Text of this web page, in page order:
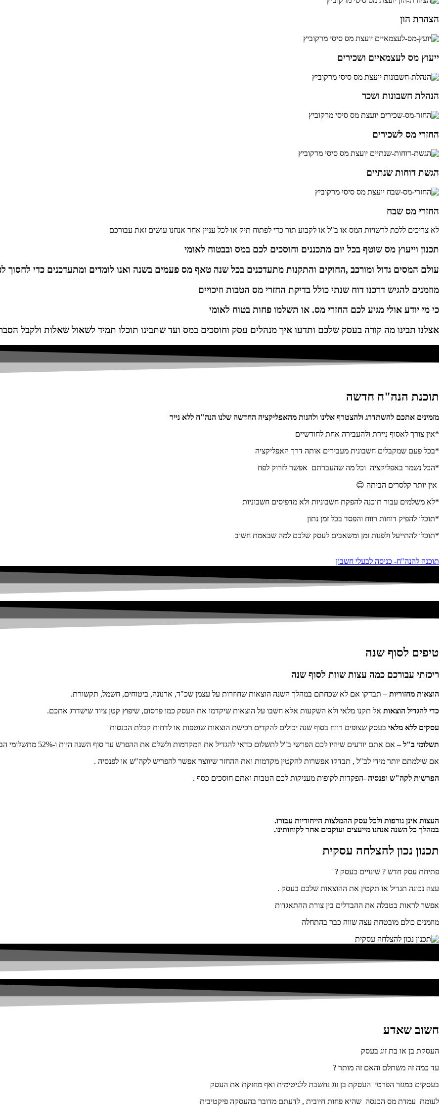
הצהרת הון
ייעוץ מס לעצמאיים ושכירים
הנהלת חשבונות ושכר
החזרי מס לשכירים
הגשת דוחות שנתיים
החזרי מס שבח
לא צריכים ללכת לרשויות המס או ב"ל או לקבוע תור כדי לפתוח תיק או לכל עניין אחר אנחנו עושים זאת עבורכם
תכנון וייעוץ מס שוטף בכל יום מתכננים וחוסכים לכם במס ובבטוח לאומי
עולם המסים גדול ומורכב ,החוקים והתקנות מתעדכנים בכל שנה טאף מס פעמים בשנה ואנו לומדים ומתעדכנים כדי לחסוך
מוזמנים להגיש דרכנו דוח שנתי כולל בדיקת החזרי מס הטבות וזיכויים
כי מי יודע אולי מגיע לכם החזרי מס. או תשלמו פחות בטוח לאומי
אצלנו תבינו מה קורה בעסק שלכם ותדעו איך מנהלים עסק וחוסכים במס ועד שתבינו תוכלו תמיד לשאול שאלות ולקבל
תוכנת הנה"ח חדשה
מזמינים אתכם להשתדרג ולהצטרף אלינו ולהנות מהאפליקציה החדשה שלנו הנה"ח ללא נייר
*אין צורך לאסוף ניירת ולהעבירה אחת לחודשיים
*בכל פעם שמקבלים חשבונית מעבירים אותה דרך האפליקציה
*הכל נשמר באפליקציה וכל מה שהעברתם אפשר לזרוק לפח
אין יותר קלסרים הביתה 😊
*לא משלמים עבור תוכנה להפקת חשבוניות ולא מדפיסים חשבוניות
*תוכלו להפיק דוחות רווח והפסד בכל זמן נתון
*תוכלו להתייעל ולפנות זמן ומשאבים לעסק שלכם למה שבאמת חשוב
תוכנה להנה"ח- כניסה לבעלי חשבון
טיפים לסוף שנה
ריכזתי עבורכם כמה עצות שוות לסוף שנה
הוצאות מחזוריות – תבדקו אם לא שכחתם במהלך השנה הוצאות שחוזרות על עצמן שכ"ד, ארנונה, ביטוחים, חשמל, תקשורת.
כדי להגדיל הוצאות אל תקנו מלאי ולא השקעות אלא חשבו על הוצאות שיקדמו את העסק כמו פרסום, שיפוץ קטן ציוד שישדרג אתכם.
עסקים ללא מלאי בעסק שצופים רווח בסוף שנה יכולים להקדים רכישת הוצאות שוטפות או לדחות קבלת הכנסות
תשלומי ב"ל – אם אתם יודעים שיהיו לכם הפרשי ב"ל לתשלום כדאי להגדיל את המקדמות ולשלם את ההפרש עד סוף השנה היות ו-52% מתשלומי הב"ל (ללא מס בריאות) יחשבו להוצאה מוכרת .
אם שילמתם יותר מידי לב"ל , תבדקו אפשרות להקטין מקדמות ואת ההחזר שיווצר אפשר להפריש לקה"ש או לפנסיה .
הפרשות לקה"ש ופנסיה -הפקדות לקופות מעניקות לכם הטבות ואתם חוסכים כסף .
העצות אינן גורפות ולכל עסק ההמלצות הייחודיות עבורו.
במהלך כל השנה אנחנו מייעצים ועוקבים אחר לקוחותינו.
תכנון נכון להצלחה עסקית
פתיחת עסק חדש ? שינויים בעסק ?
עצה נכונה תגדיל או תקטין את ההוצאות שלכם בעסק .
אפשר לראות בטבלה את ההבדלים בין צורת ההתאגדות
מוזמנים כולם מובטחת עצה שווה כבר בהתחלה
חשוב שאדע
העסקת בן או בת זוג בעסק
עד כמה זה משתלם והאם זה מותר ?
בעסקים במגזר הפרטי העסקת בן זוג נחשבת ללגיטימית ואף מחזקת את העסק
לעומת עמדת מס הכנסה שהיא פחות חיובית , לדעתם מדובר בהעסקה פיקטיבית